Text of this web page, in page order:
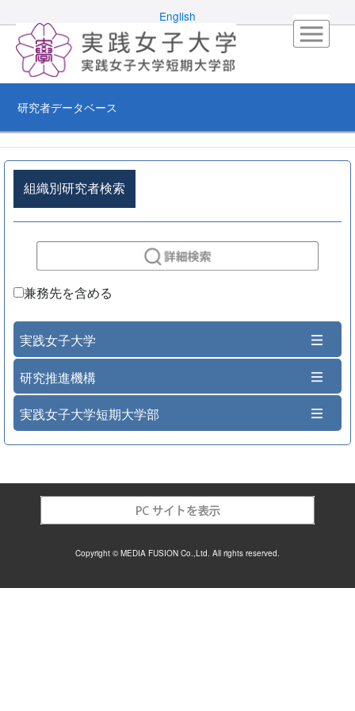
English
研究者データベース
組織別研究者検索
兼務先を含める
実践女子大学
研究推進機構
実践女子大学短期大学部
Copyright © MEDIA FUSION Co.,Ltd. All rights reserved.